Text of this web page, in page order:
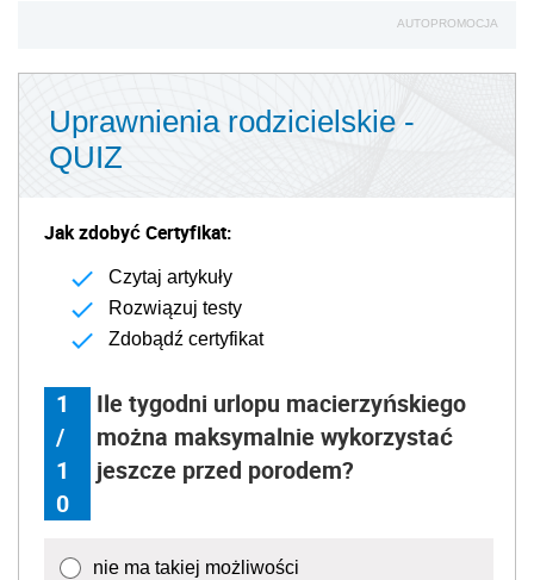
AUTOPROMOCJA
Uprawnienia rodzicielskie -
QUIZ
Jak zdobyć Certyfikat:
Czytaj artykuły
Rozwiązuj testy
Zdobądź certyfikat
1
/
1
0
Ile tygodni urlopu macierzyńskiego
można maksymalnie wykorzystać
jeszcze przed porodem?
nie ma takiej możliwości